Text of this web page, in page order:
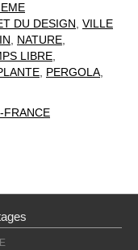
DU DESIGN, VILLE
, NATURE,
LIBRE,
, PERGOLA,
FRANCE